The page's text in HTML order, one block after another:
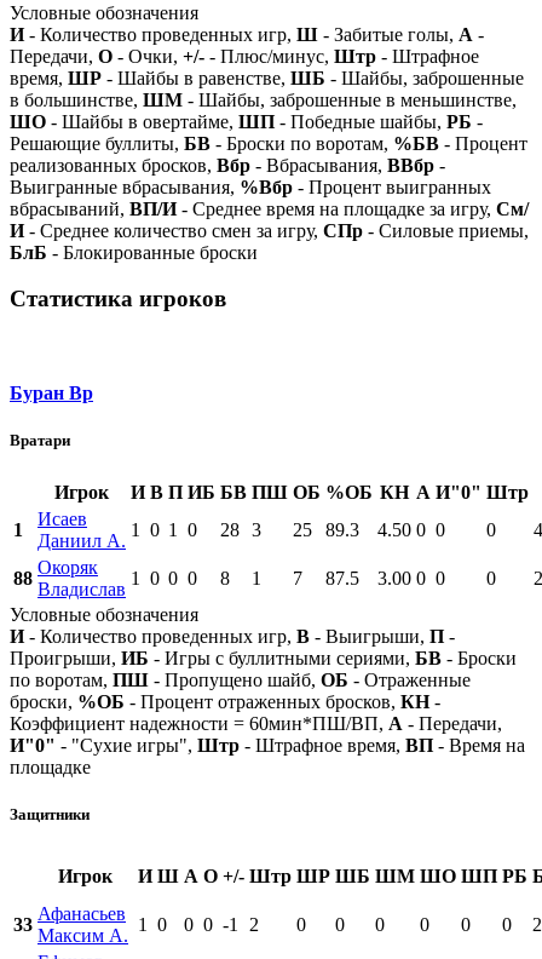
Условные обозначения
И- Количество проведенных игр, Ш - Забитые голы, А -
Передачи, О - Очки, +/- - Плюс/минус, Штр - Штрафное
время, ШР - Шайбы в равенстве, ШБ - Шайбы, заброшенные
в большинстве, ШМ - Шайбы, заброшенные в меньшинстве,
ШО - Шайбы в овертайме, ШП - Победные шайбы, РБ -
Решающие буллиты, БВ - Броски по воротам, %БВ - Процент
реализованных бросков, Вбр - Вбрасывания, ВВбр -
Выигранные вбрасывания, %Вбр - Процент выигранных
вбрасываний, ВП/И- Среднее время на площадке за игру, См/
И- Среднее количество смен за игру, СПр - Силовые приемы,
БлБ - Блокированные броски
Статистика игроков
Буран Вр
Вратари
Игрок И В П ИБ БВ ПШ ОБ %ОБ КН А И"0" Штр
1
Исаев
Даниил А.
1 0 1 0 28 3 25 89.3 4.50 0 0 0
88
Окоряк
Владислав
1 0 0 0 8 1 7 87.5 3.00 0 0 0
Условные обозначения
И- Количество проведенных игр, В - Выигрыши, П -
Проигрыши, ИБ - Игры с буллитными сериями, БВ - Броски
по воротам, ПШ - Пропущено шайб, ОБ - Отраженные
броски, %ОБ - Процент отраженных бросков, КН-
Коэффициент надежности = 60мин*ПШ/ВП, А - Передачи,
И"0" - "Сухие игры", Штр - Штрафное время, ВП - Время на
площадке
Защитники
Игрок И Ш А О +/- Штр ШР ШБ ШМ ШО ШП РБ
33
Афанасьев
Максим А.
1 0 0 0 -1 2 0 0 0 0 0 0 2